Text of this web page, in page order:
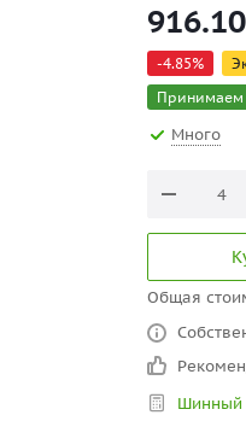
916.10
-4.85%
Принимаем
Много
Общая
Шинный